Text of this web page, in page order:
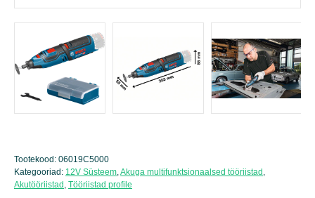
Tootekood: 06019C5000
Kategooriad: 12V Süsteem Akuga multifunktsionaalsed tööriistad
Akutööriistad Tööriistad profile